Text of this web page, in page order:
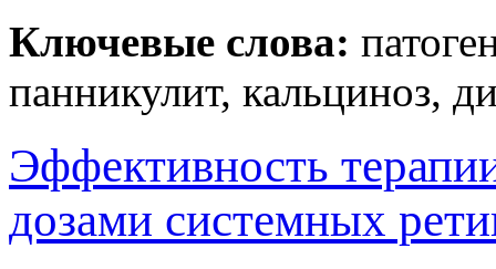
Ключевые слова:
панникулит, кальциноз,
Эффективность
дозами системных